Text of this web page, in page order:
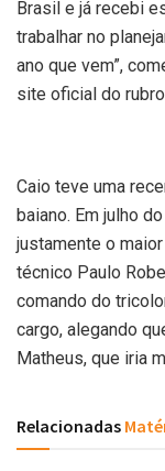
Brasil e já recebi
trabalhar no
ano que vem”,
site oficial do
Caio teve uma
baiano. Em julho
justamente o
técnico Paulo
comando do
cargo, alegando
Matheus, que iria
Relacionadas